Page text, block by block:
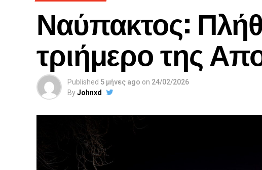
Ναύπακτος:
τριήμερο της
Published 5 μήνες ago on 24/02/2026
ByJohnxd